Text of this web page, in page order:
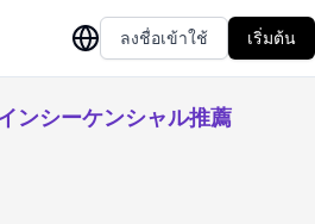
ลงชื่อเข้าใช้ เริ่มต้น
ンシーケンシャル推薦